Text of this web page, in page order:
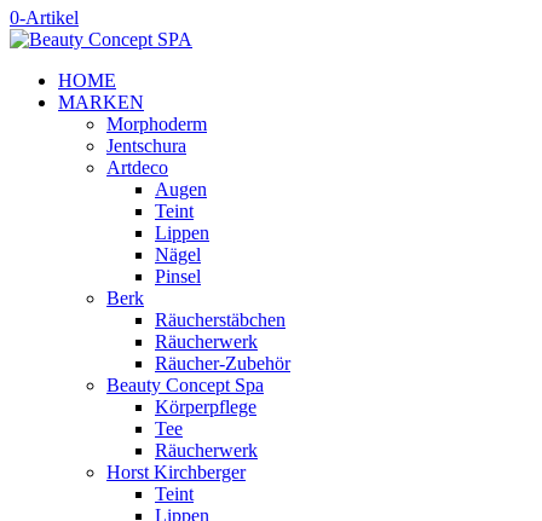
0-Artikel
HOME
MARKEN
Morphoderm
Jentschura
Artdeco
Augen
Teint
Lippen
Nägel
Pinsel
Berk
Räucherstäbchen
Räucherwerk
Räucher-Zubehör
Beauty Concept Spa
Körperpflege
Tee
Räucherwerk
Horst Kirchberger
Teint
Lippen